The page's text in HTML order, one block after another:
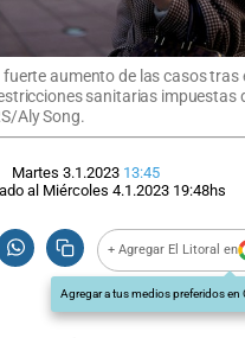
aumento de las casos tras
sanitarias impuestas
Aly Song.
Martes 3.1.2023 13:45
al Miércoles 4.1.2023 19:48hs
+ Agregar El Litoral en
Agregar a tus medios preferidos en